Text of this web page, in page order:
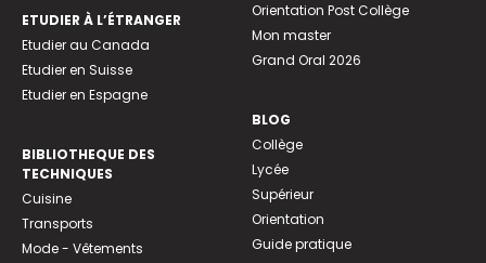
ETUDIER À L’ÉTRANGER
Etudier au Canada
Etudier en Suisse
Etudier en Espagne
BIBLIOTHEQUE DES
TECHNIQUES
Cuisine
Transports
Mode - Vêtements
Orientation Post Collège
Mon master
Grand Oral 2026
BLOG
Collège
Lycée
Supérieur
Orientation
Guide pratique